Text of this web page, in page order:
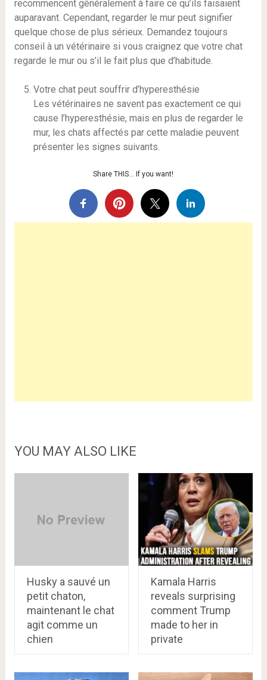
recommencent généralement à faire ce qu’ils faisaient
auparavant. Cependant, regarder le mur peut signifier
quelque chose de plus sérieux. Demandez toujours
conseil à un vétérinaire si vous craignez que votre chat
regarde le mur ou s’il le fait plus que d’habitude.
Votre chat peut souffrir d’hyperesthésie
Les vétérinaires ne savent pas exactement ce qui
cause l’hyperesthésie, mais en plus de regarder le
mur, les chats affectés par cette maladie peuvent
présenter les signes suivants.
Share THIS… If you want!
YOU MAY ALSO LIKE
Husky a sauvé un
petit chaton,
maintenant le chat
agit comme un
chien
Kamala Harris
reveals surprising
comment Trump
made to her in
private